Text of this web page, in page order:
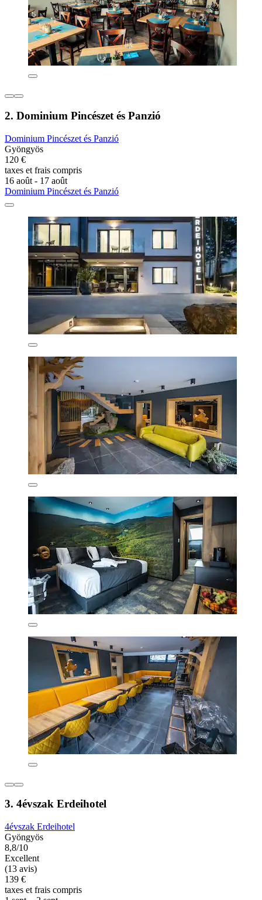
2. Dominium Pincészet és Panzió
Dominium Pincészet és Panzió
Gyöngyös
120 €
taxes et frais compris
16 août - 17 août
Dominium Pincészet és Panzió
3. 4évszak Erdeihotel
4évszak Erdeihotel
Gyöngyös
8,8/10
Excellent
(13 avis)
139 €
taxes et frais compris